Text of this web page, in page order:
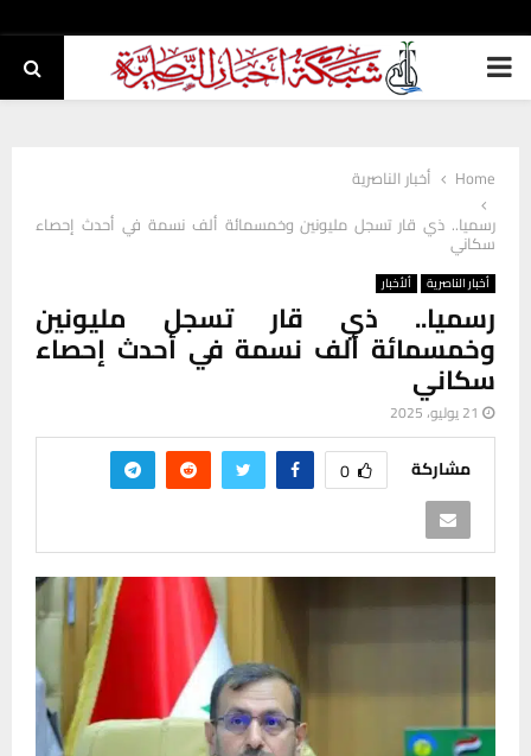
PRIMARY
Home
أخبار الناصرية
رسميا.. ذي قار تسجل مليونين وخمسمائة ألف نسمة في أحدث إحصاء
سكاني
أخبار الناصرية ألأخبار
رسميا.. ذي قار تسجل مليونين
وخمسمائة ألف نسمة في أحدث إحصاء
سكاني
21 يوليو، 2025
مشاركة 0